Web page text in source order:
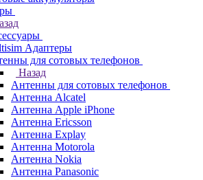
Адаптеры
для сотовых телефонов
Назад
Антенны для сотовых телефонов
Антенна Alcatel
Антенна Apple iPhone
Антенна Ericsson
Антенна Explay
Антенна Motorola
Антенна Nokia
Антенна Panasonic